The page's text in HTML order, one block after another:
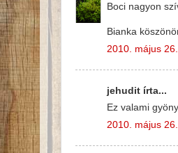
Boci nagyon
Bianka
2010. május
jehudit írta...
Ez valami
2010. május